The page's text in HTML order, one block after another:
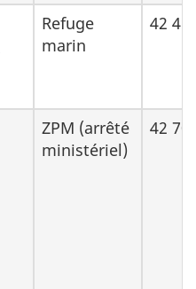
Refuge
marin
42
ZPM (arrêté
ministériel)
42